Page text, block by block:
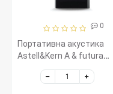
0
Портативна акустика
Astell&Kern A & futura